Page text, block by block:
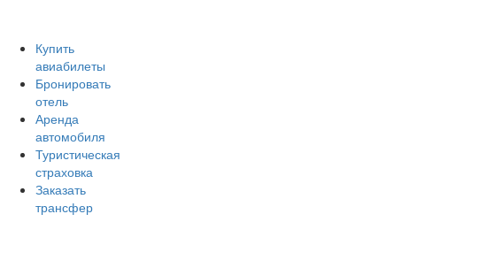
Купить
авиабилеты
Бронировать
отель
Аренда
автомобиля
Туристическая
страховка
Заказать
трансфер